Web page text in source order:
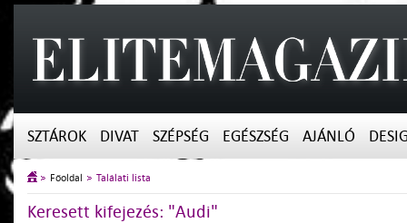
SZTÁROK DIVAT SZÉPSÉG EGÉSZSÉG AJÁNLÓ
Főoldal Találati lista
Keresett kifejezés: "Audi"